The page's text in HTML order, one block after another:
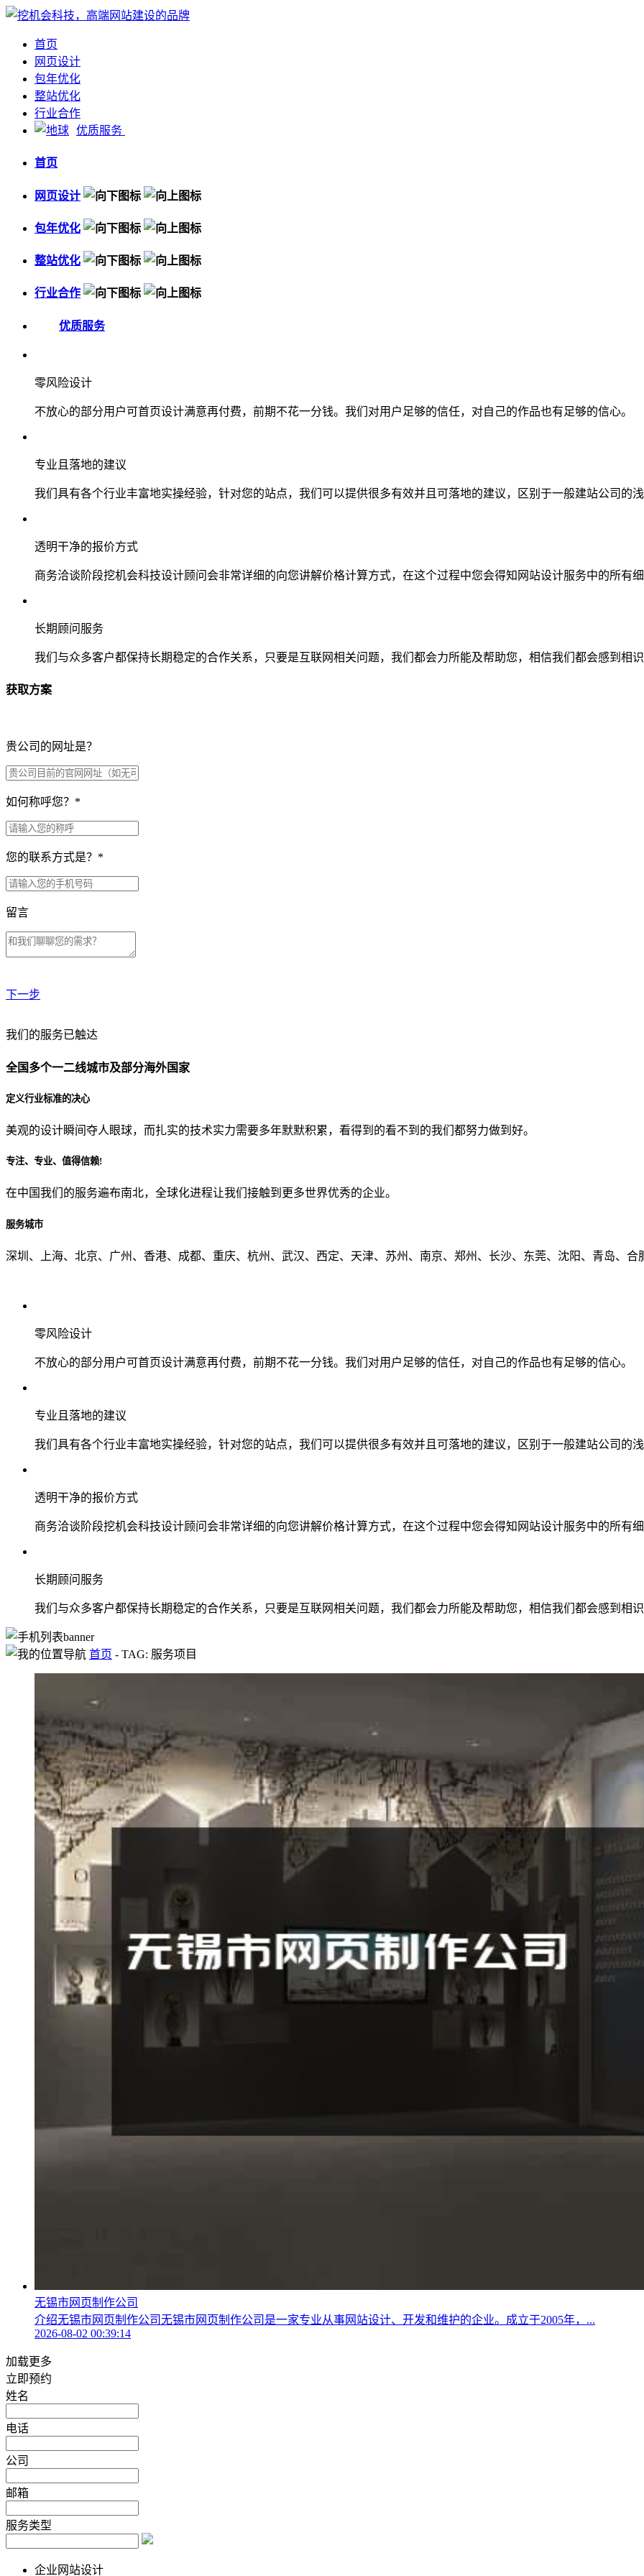
首页
网页设计
包年优化
整站优化
行业合作
优质服务
首页
网页设计
包年优化
整站优化
行业合作
优质服务
零风险设计
不放心的部分用户可首页设计满意再付费，前期不花一分钱。我们对用户足够的信任，对自己的作品也有足够的信心。
专业且落地的建议
我们具有各个行业丰富地实操经验，针对您的站点，我们可以提供很多有效并且可落地的建议，区别于一般建站公司的
透明干净的报价方式
商务洽谈阶段挖机会科技设计顾问会非常详细的向您讲解价格计算方式，在这个过程中您会得知网站设计服务中的所有
长期顾问服务
我们与众多客户都保持长期稳定的合作关系，只要是互联网相关问题，我们都会力所能及帮助您，相信我们都会感到相
获取方案
贵公司的网址是？
如何称呼您？ *
您的联系方式是？ *
留言
下一步
贵公司预算范围是？
贵公司的团队规模是？
从哪里了解到我们？
我们的服务已触达
全国多个一二线城市及部分海外国家
定义行业标准的决心
美观的设计瞬间夺人眼球，而扎实的技术实力需要多年默默积累，看得到的看不到的我们都努力做到好。
专注、专业、值得信赖!
在中国我们的服务遍布南北，全球化进程让我们接触到更多世界优秀的企业。
服务城市
深圳、上海、北京、广州、香港、成都、重庆、杭州、武汉、西定、天津、苏州、南京、郑州、长沙、东莞、沈阳、青岛、合
零风险设计
不放心的部分用户可首页设计满意再付费，前期不花一分钱。我们对用户足够的信任，对自己的作品也有足够的信心。
专业且落地的建议
我们具有各个行业丰富地实操经验，针对您的站点，我们可以提供很多有效并且可落地的建议，区别于一般建站公司的
透明干净的报价方式
商务洽谈阶段挖机会科技设计顾问会非常详细的向您讲解价格计算方式，在这个过程中您会得知网站设计服务中的所有
长期顾问服务
我们与众多客户都保持长期稳定的合作关系，只要是互联网相关问题，我们都会力所能及帮助您，相信我们都会感到相
首页 - TAG: 服务项目
无锡市网页制作公司
介绍无锡市网页制作公司无锡市网页制作公司是一家专业从事网站设计、开发和维护的企业。成立于2005年，...
2026-08-02 00:39:14
加载更多
立即预约
姓名
电话
公司
邮箱
服务类型
企业网站设计